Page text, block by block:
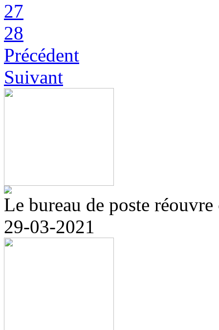
27
28
Précédent
Suivant
Le bureau de poste
29-03-2021